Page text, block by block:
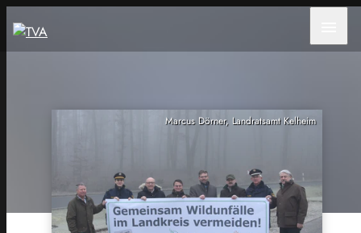
Marcus Dörner, Landratsamt Kelheim